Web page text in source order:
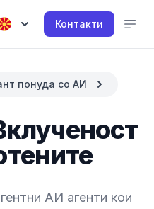
Контакти
понуда со АИ
АИ агенти кои